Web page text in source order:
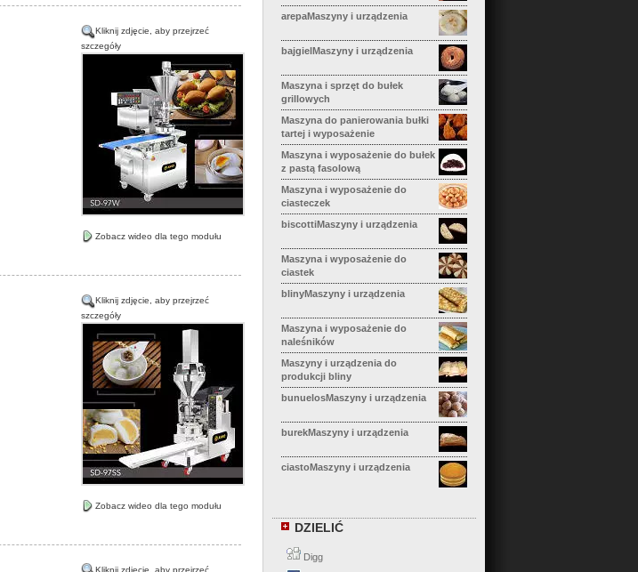
Kliknij zdjęcie, aby przejrzeć
szczegóły
Zobacz wideo dla tego modułu
Kliknij zdjęcie, aby przejrzeć
szczegóły
Zobacz wideo dla tego modułu
Kliknij zdjęcie, aby przejrzeć
arepaMaszyny i urządzenia
bajgielMaszyny i urządzenia
Maszyna i sprzęt do bułek
grillowych
Maszyna do panierowania bułki
tartej i wyposażenie
Maszyna i wyposażenie do bułek
z pastą fasolową
Maszyna i wyposażenie do
ciasteczek
biscottiMaszyny i urządzenia
Maszyna i wyposażenie do
ciastek
blinyMaszyny i urządzenia
Maszyna i wyposażenie do
naleśników
Maszyny i urządzenia do
produkcji bliny
bunuelosMaszyny i urządzenia
burekMaszyny i urządzenia
ciastoMaszyny i urządzenia
cannelloni
DZIELIĆ
Digg